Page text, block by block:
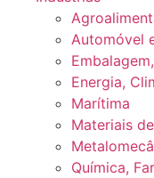
Automóvel
Energia,
Marítima
Materiais
Química,